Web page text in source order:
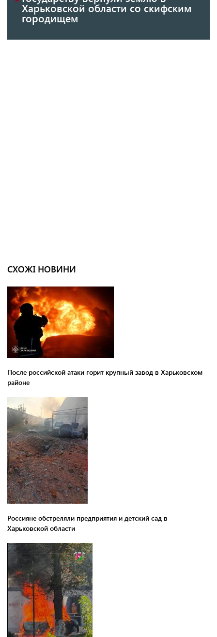
Харьковской области со скифским
городищем
СХОЖІ НОВИНИ
После российской атаки горит крупный завод в Харьковском
районе
Россияне обстреляли предприятия и детский сад в
Харьковской области